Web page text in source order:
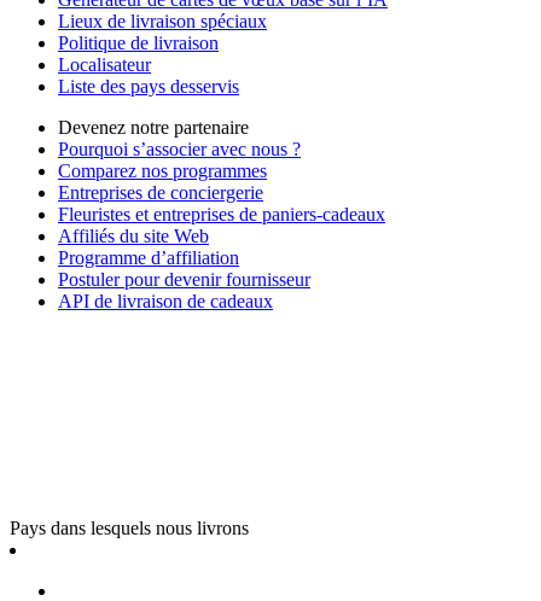
Lieux de livraison spéciaux
Politique de livraison
Localisateur
Liste des pays desservis
Devenez notre partenaire
Pourquoi s’associer avec nous ?
Comparez nos programmes
Entreprises de conciergerie
Fleuristes et entreprises de paniers-cadeaux
Affiliés du site Web
Programme d’affiliation
Postuler pour devenir fournisseur
API de livraison de cadeaux
Pays dans lesquels nous livrons